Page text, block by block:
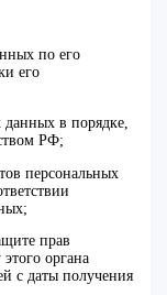
по его
его
данных в порядке,
РФ;
персональных
прав
органа
с даты получения